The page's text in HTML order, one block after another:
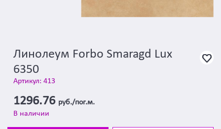
Линолеум Forbo Smaragd Lux
6350
Артикул: 413
1296.76 руб./пог.м.
В наличии